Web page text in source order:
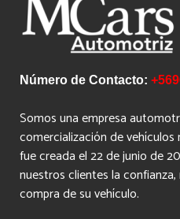
Número de Contacto:
Somos una empresa
comercialización de vehículos
fue creada el 22 de junio de
nuestros clientes la
compra de su vehículo.